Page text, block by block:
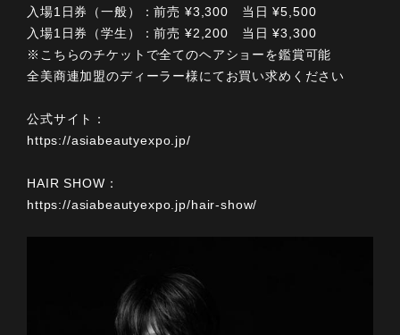
入場1日券（一般）：前売 ¥3,300 当日 ¥5,500
入場1日券（学生）：前売 ¥2,200 当日 ¥3,300
※こちらのチケットで全てのヘアショーを鑑賞可能
全美商連加盟のディーラー様にてお買い求めください
公式サイト：
https://asiabeautyexpo.jp/
HAIR SHOW：
https://asiabeautyexpo.jp/hair-show/